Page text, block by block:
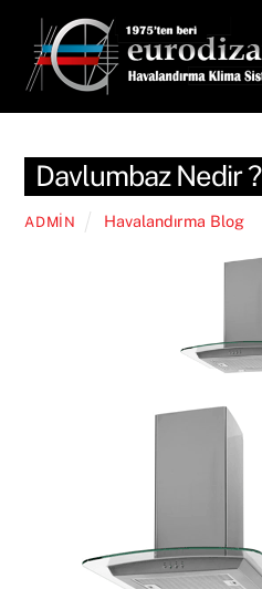
content
Davlumbaz Nedir ?
ADMIN Havalandırma Blog